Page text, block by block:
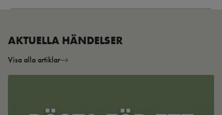
AKTUELLA HÄNDELSER
Visa alla artiklar